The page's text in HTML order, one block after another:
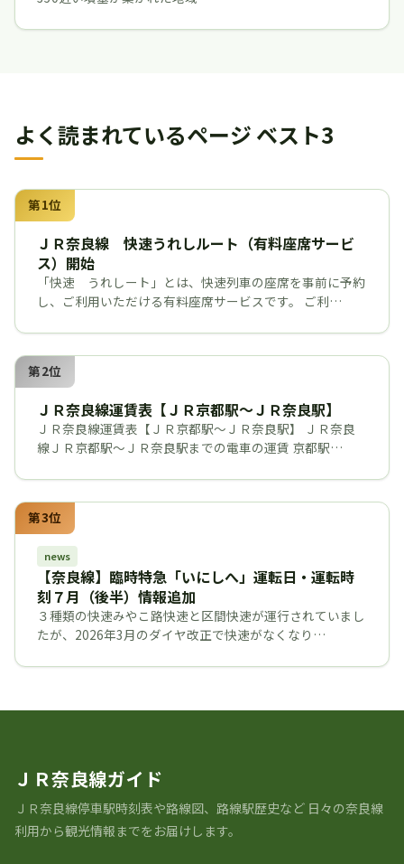
よく読まれているページ ベスト3
第1位
ＪＲ奈良線 快速うれしルート（有料座席サービ
ス）開始
「快速 うれしート」とは、快速列車の座席を事前に予約
し、ご利用いただける有料座席サービスです。 ご利…
第2位
ＪＲ奈良線運賃表【ＪＲ京都駅～ＪＲ奈良駅】
ＪＲ奈良線運賃表【ＪＲ京都駅～ＪＲ奈良駅】 ＪＲ奈良
線ＪＲ京都駅～ＪＲ奈良駅までの電車の運賃 京都駅…
第3位
news
【奈良線】臨時特急「いにしへ」運転日・運転時
刻７月（後半）情報追加
３種類の快速みやこ路快速と区間快速が運行されていまし
たが、2026年3月のダイヤ改正で快速がなくなり…
ＪＲ奈良線ガイド
ＪＲ奈良線停車駅時刻表や路線図、路線駅歴史など ⽇々の奈良線
利⽤から観光情報までをお届けします。